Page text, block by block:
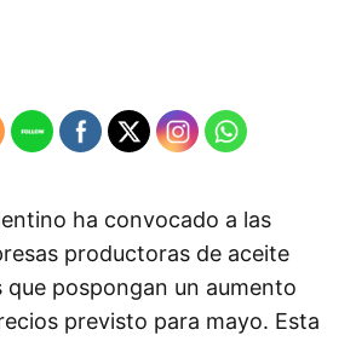
ha convocado a las
productoras de aceite
que pospongan un aumento
previsto para mayo. Esta